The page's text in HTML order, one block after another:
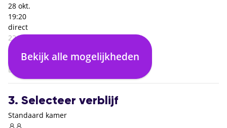
28 okt.
19:20
direct
22:35
Hurghada (HRG)
00:00
Dusseldorf (DUS)
Bekijk alle mogelijkheden
3. Selecteer verblijf
Standaard kamer